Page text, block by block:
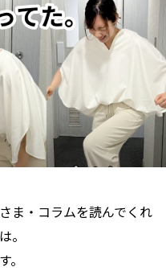
ま・コラムを読んでくれ
。